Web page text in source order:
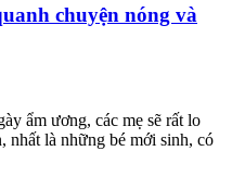
chuyện nóng và
ẩm ương, các mẹ sẽ rất lo
nhất là những bé mới sinh, có